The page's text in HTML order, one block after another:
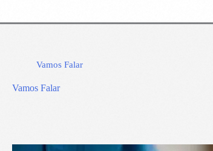
Vamos Falar
Vamos Falar